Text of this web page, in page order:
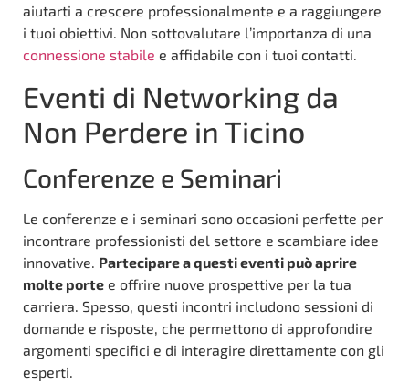
aiutarti a crescere professionalmente e a raggiungere
i tuoi obiettivi. Non sottovalutare l’importanza di una
connessione stabile e affidabile con i tuoi contatti.
Eventi di Networking da
Non Perdere in Ticino
Conferenze e Seminari
Le conferenze e i seminari sono occasioni perfette per
incontrare professionisti del settore e scambiare idee
innovative. Partecipare a questi eventi può aprire
molte porte e offrire nuove prospettive per la tua
carriera. Spesso, questi incontri includono sessioni di
domande e risposte, che permettono di approfondire
argomenti specifici e di interagire direttamente con gli
esperti.